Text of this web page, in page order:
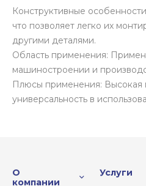
Конструктивные
что позволяет легко их
другими деталями.
Область применения:
машиностроении и
Плюсы применения: Высокая
универсальность в
О
компании
Услуги